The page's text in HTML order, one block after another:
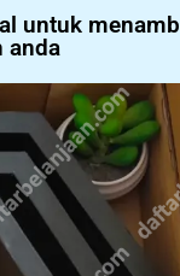
untuk
anda